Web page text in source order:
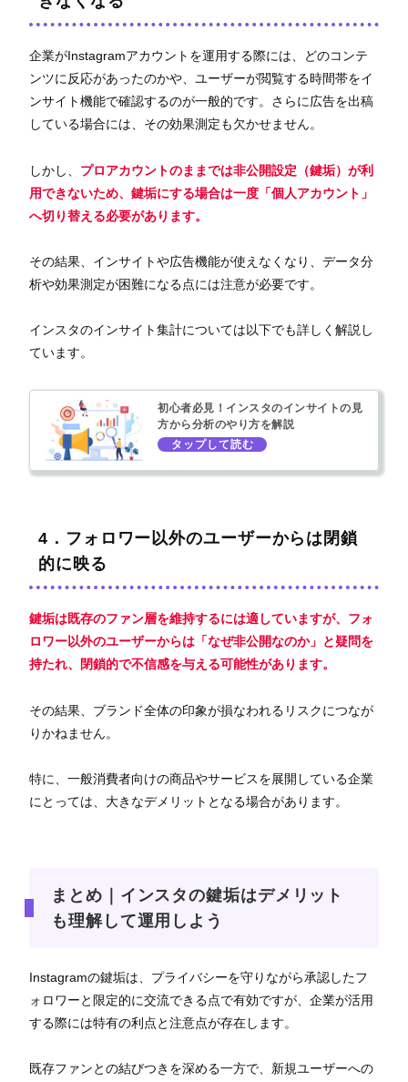
企業がInstagramアカウントを運用する際には、どのコンテ
ンツに反応があったのかや、ユーザーが閲覧する時間帯をイ
ンサイト機能で確認するのが一般的です。さらに広告を出稿
している場合には、その効果測定も欠かせません。
しかし、 プロアカウントのままでは非公開設定（鍵垢）が利
用できないため、鍵垢にする場合は一度「個人アカウント」
へ切り替える必要があります。
その結果、インサイトや広告機能が使えなくなり、データ分
析や効果測定が困難になる点には注意が必要です。
インスタのインサイト集計については以下でも詳しく解説し
ています。
初心者必見！インスタのインサイトの見
方から分析のやり方を解説
4．フォロワー以外のユーザーからは閉鎖
的に映る
鍵垢は既存のファン層を維持するには適していますが、フォ
ロワー以外のユーザーからは「なぜ非公開なのか」と疑問を
持たれ、閉鎖的で不信感を与える可能性があります。
その結果、ブランド全体の印象が損なわれるリスクにつなが
りかねません。
特に、一般消費者向けの商品やサービスを展開している企業
にとっては、大きなデメリットとなる場合があります。
まとめ｜インスタの鍵垢はデメリット
も理解して運用しよう
Instagramの鍵垢は、プライバシーを守りながら承認したフ
ォロワーと限定的に交流できる点で有効ですが、企業が活用
する際には特有の利点と注意点が存在します。
既存ファンとの結びつきを深める一方で、新規ユーザーへの